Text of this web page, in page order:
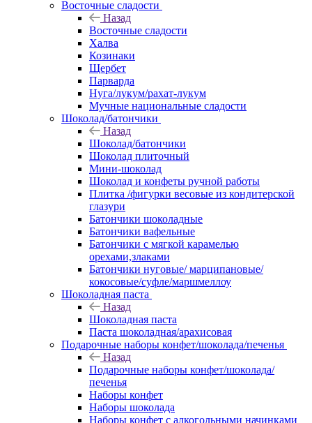
Восточные сладости
Назад
Восточные сладости
Халва
Козинаки
Щербет
Парварда
Нуга/лукум/рахат-лукум
Мучные национальные сладости
Шоколад/батончики
Назад
Шоколад/батончики
Шоколад плиточный
Мини-шоколад
Шоколад и конфеты ручной работы
Плитка /фигурки весовые из кондитерской
глазури
Батончики шоколадные
Батончики вафельные
Батончики с мягкой карамелью
орехами,злаками
Батончики нуговые/ марципановые/
кокосовые/суфле/маршмеллоу
Шоколадная паста
Назад
Шоколадная паста
Паста шоколадная/арахисовая
Подарочные наборы конфет/шоколада/печенья
Назад
Подарочные наборы конфет/шоколада/
печенья
Наборы конфет
Наборы шоколада
Наборы конфет с алкогольными начинками